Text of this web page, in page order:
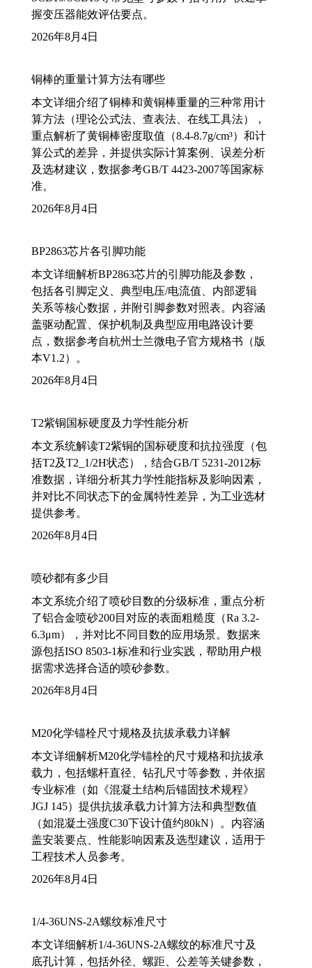
握变压器能效评估要点。
2026年8月4日
铜棒的重量计算方法有哪些
本文详细介绍了铜棒和黄铜棒重量的三种常用计
算方法（理论公式法、查表法、在线工具法），
重点解析了黄铜棒密度取值（8.4-8.7g/cm³）和计
算公式的差异，并提供实际计算案例、误差分析
及选材建议，数据参考GB/T 4423-2007等国家标
准。
2026年8月4日
BP2863芯片各引脚功能
本文详细解析BP2863芯片的引脚功能及参数，
包括各引脚定义、典型电压/电流值、内部逻辑
关系等核心数据，并附引脚参数对照表。内容涵
盖驱动配置、保护机制及典型应用电路设计要
点，数据参考自杭州士兰微电子官方规格书（版
本V1.2）。
2026年8月4日
T2紫铜国标硬度及力学性能分析
本文系统解读T2紫铜的国标硬度和抗拉强度（包
括T2及T2_1/2H状态），结合GB/T 5231-2012标
准数据，详细分析其力学性能指标及影响因素，
并对比不同状态下的金属特性差异，为工业选材
提供参考。
2026年8月4日
喷砂都有多少目
本文系统介绍了喷砂目数的分级标准，重点分析
了铝合金喷砂200目对应的表面粗糙度（Ra 3.2-
6.3μm），并对比不同目数的应用场景。数据来
源包括ISO 8503-1标准和行业实践，帮助用户根
据需求选择合适的喷砂参数。
2026年8月4日
M20化学锚栓尺寸规格及抗拔承载力详解
本文详细解析M20化学锚栓的尺寸规格和抗拔承
载力，包括螺杆直径、钻孔尺寸等参数，并依据
专业标准（如《混凝土结构后锚固技术规程》
JGJ 145）提供抗拔承载力计算方法和典型数值
（如混凝土强度C30下设计值约80kN）。内容涵
盖安装要点、性能影响因素及选型建议，适用于
工程技术人员参考。
2026年8月4日
1/4-36UNS-2A螺纹标准尺寸
本文详细解析1/4-36UNS-2A螺纹的标准尺寸及
底孔计算，包括外径、螺距、公差等关键参数，